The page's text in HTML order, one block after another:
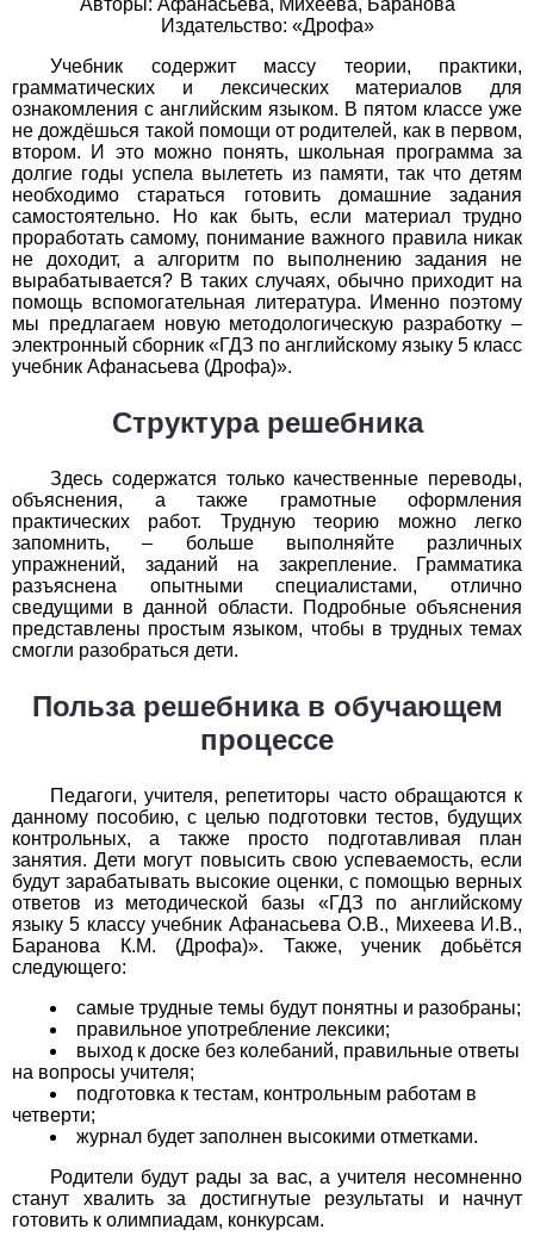
4 5 6 7 8
Информатика
1
2 3 4 5 6 7 8 9 10
11
История
1
2 3 5 6 7 8 9 10
11
Литература
1
2 3 4 5 6 7 8 9 10
11
Математика
3 4 5 6 7 8 9 10
Немецкий язык
1
2 3 4 6 7 8 10
11
ОБЖ
1
2 3 4 5 6 7 8 9 10
11
1
2 3 4 5 6 7 8 9 10
11
Русский язык
1
2 3 4 5 6 7 8 9 10
11
2 3 4 5 6 7 8 9
1
2 3 4 5 6 7 8 9 10
Французский язык
1
2 3 4 5 6 7
Издательство: «Дрофа»
Учебник содержит массу теории, практики,
грамматических и лексических материалов для
ознакомления с английским языком. В пятом классе уже
не дождёшься такой помощи от родителей, как в первом,
втором. И это можно понять, школьная программа за
долгие годы успела вылететь из памяти, так что детям
необходимо стараться готовить домашние задания
самостоятельно. Но как быть, если материал трудно
проработать самому, понимание важного правила никак
не доходит, а алгоритм по выполнению задания не
вырабатывается? В таких случаях, обычно приходит на
помощь вспомогательная литература. Именно поэтому
мы предлагаем новую методологическую разработку –
электронный сборник «ГДЗ по английскому языку 5 класс
учебник Афанасьева (Дрофа)».
Структура решебника
Здесь содержатся только качественные переводы,
объяснения, а также грамотные оформления
практических работ. Трудную теорию можно легко
запомнить, – больше выполняйте различных
упражнений, заданий на закрепление. Грамматика
разъяснена опытными специалистами, отлично
сведущими в данной области. Подробные объяснения
представлены простым языком, чтобы в трудных темах
смогли разобраться дети.
Польза решебника в обучающем
процессе
Педагоги, учителя, репетиторы часто обращаются к
данному пособию, с целью подготовки тестов, будущих
контрольных, а также просто подготавливая план
занятия. Дети могут повысить свою успеваемость, если
будут зарабатывать высокие оценки, с помощью верных
ответов из методической базы «ГДЗ по английскому
языку 5 классу учебник Афанасьева О.В., Михеева И.В.,
Баранова К.М. (Дрофа)». Также, ученик добьётся
следующего:
самые трудные темы будут понятны и разобраны;
правильное употребление лексики;
выход к доске без колебаний, правильные ответы
на вопросы учителя;
подготовка к тестам, контрольным работам в
четверти;
журнал будет заполнен высокими отметками.
Родители будут рады за вас, а учителя несомненно
станут хвалить за достигнутые результаты и начнут
готовить к олимпиадам, конкурсам.